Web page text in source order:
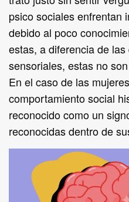
psico sociales enfrentan
debido al poco
estas, a diferencia de
sensoriales, estas no
En el caso de las
comportamiento social
reconocido como un
reconocidas dentro de